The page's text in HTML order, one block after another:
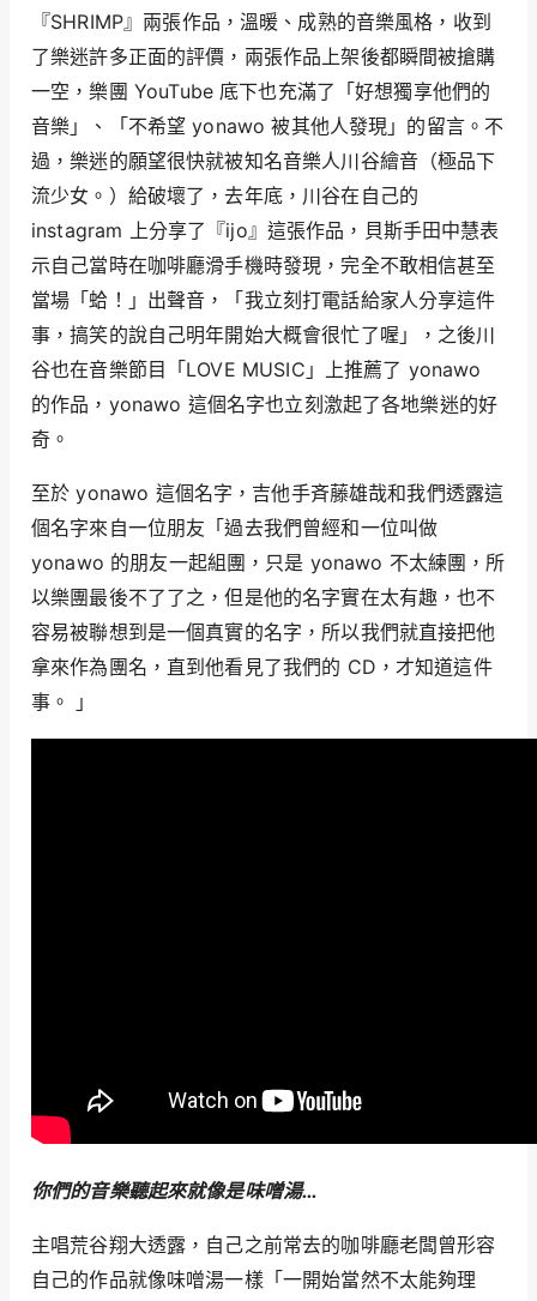
『SHRIMP』兩張作品，溫暖、成熟的音樂風格，收到
了樂迷許多正面的評價，兩張作品上架後都瞬間被搶購
一空，樂團 YouTube 底下也充滿了「好想獨享他們的
音樂」、「不希望 yonawo 被其他人發現」的留言。不
過，樂迷的願望很快就被知名音樂人川谷繪音（極品下
流少女。）給破壞了，去年底，川谷在自己的
instagram 上分享了『ijo』這張作品，貝斯手田中慧表
示自己當時在咖啡廳滑手機時發現，完全不敢相信甚至
當場「蛤！」出聲音，「我立刻打電話給家人分享這件
事，搞笑的說自己明年開始大概會很忙了喔」，之後川
谷也在音樂節目「LOVE MUSIC」上推薦了 yonawo
的作品，yonawo 這個名字也立刻激起了各地樂迷的好
奇。
至於 yonawo 這個名字，吉他手斉藤雄哉和我們透露這
個名字來自一位朋友「過去我們曾經和一位叫做
yonawo 的朋友一起組團，只是 yonawo 不太練團，所
以樂團最後不了了之，但是他的名字實在太有趣，也不
容易被聯想到是一個真實的名字，所以我們就直接把他
拿來作為團名，直到他看見了我們的 CD，才知道這件
事。 」
你們的音樂聽起來就像是味噌湯…
主唱荒谷翔大透露，自己之前常去的咖啡廳老闆曾形容
自己的作品就像味噌湯一樣「一開始當然不太能夠理